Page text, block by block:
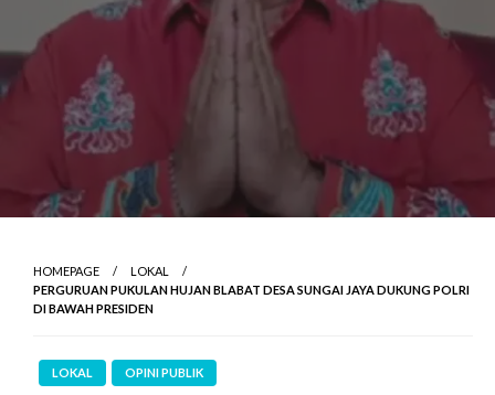
HOMEPAGE
LOKAL
PERGURUAN PUKULAN HUJAN BLABAT DESA SUNGAI JAYA DUKUNG POLRI
DI BAWAH PRESIDEN
LOKAL OPINI PUBLIK